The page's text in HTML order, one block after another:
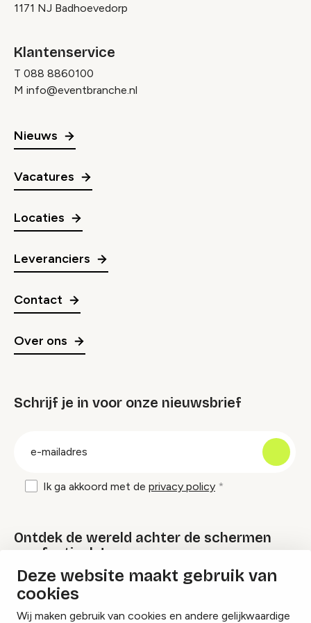
Deze website maakt gebruik van
cookies
Wij maken gebruik van cookies en andere gelijkwaardige
1171 NJ Badhoevedorp
Klantenservice
T 088 8860100
M info@eventbranche.nl
Nieuws
Vacatures
Locaties
Leveranciers
Contact
Over ons
Schrijf je in voor onze nieuwsbrief
Ik ga akkoord met de privacy policy
Ontdek de wereld achter de schermen
van festivals!
Lees onze Festival Specials